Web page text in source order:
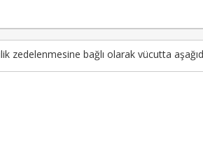
zedelenmesine bağlı olarak vücutta